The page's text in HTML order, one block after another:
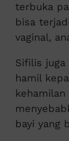
terbuka
bisa
vaginal,
Sifilis
hamil
bayi yang